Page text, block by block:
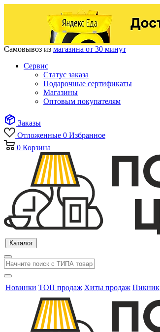
Самовывоз из магазина от 30 минут
Сервис
Статус заказа
Подарочные сертификаты
Магазины
Оптовым покупателям
Заказы
Отложенные 0 Избранное
0 Корзина
Каталог
Новинки ТОП продаж Хиты продаж Пикник